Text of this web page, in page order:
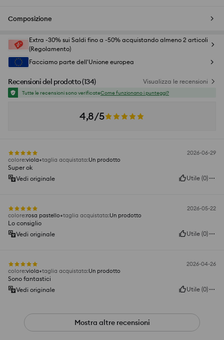
Composizione
Extra -30% sui Saldi fino a -50% acquistando almeno 2 articoli
(Regolamento)
Facciamo parte dell'Unione europea
Recensioni del prodotto(134) Visualizza le recensioni
Tutte le recensioni sono verificateCome funzionano i punteggi?
4,8/5
2026-06-29
colore:viola taglia acquistata:Un prodotto
Super ok
Vedi originale
Utile (0)
2026-05-22
colore:rosa pastello taglia acquistata:Un prodotto
Lo consiglio
Vedi originale
Utile (0)
2026-04-26
colore:viola taglia acquistata:Un prodotto
Sono fantastici
Vedi originale
Utile (0)
Mostra altre recensioni